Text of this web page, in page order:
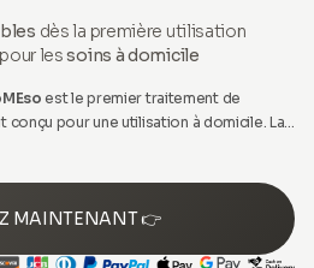
dès la première utilisation
lessoins à domicile
est le premier traitement de
pour une utilisation à domicile. La
traitement professionnel le plus
pour rajeunir la peau.
MAINTENANT 👉